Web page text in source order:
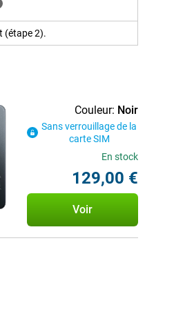
(étape 2).
Couleur: Noir
Sans verrouillage de la
carte SIM
En stock
129,00 €
Voir